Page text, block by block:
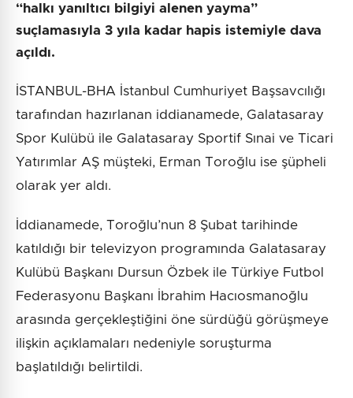
“halkı yanıltıcı bilgiyi alenen yayma”
suçlamasıyla 3 yıla kadar hapis istemiyle dava
açıldı.
İSTANBUL-BHA İstanbul Cumhuriyet Başsavcılığı
tarafından hazırlanan iddianamede, Galatasaray
Spor Kulübü ile Galatasaray Sportif Sınai ve Ticari
Yatırımlar AŞ müşteki, Erman Toroğlu ise şüpheli
olarak yer aldı.
İddianamede, Toroğlu’nun 8 Şubat tarihinde
katıldığı bir televizyon programında Galatasaray
Kulübü Başkanı Dursun Özbek ile Türkiye Futbol
Federasyonu Başkanı İbrahim Hacıosmanoğlu
arasında gerçekleştiğini öne sürdüğü görüşmeye
ilişkin açıklamaları nedeniyle soruşturma
başlatıldığı belirtildi.